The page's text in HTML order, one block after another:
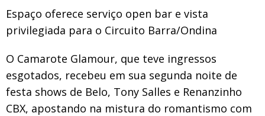
Espaço oferece serviço open bar e vista
privilegiada para o Circuito Barra/Ondina
O Camarote Glamour, que teve ingressos
esgotados, recebeu em sua segunda noite de
festa shows de Belo, Tony Salles e Renanzinho
CBX, apostando na mistura do romantismo com